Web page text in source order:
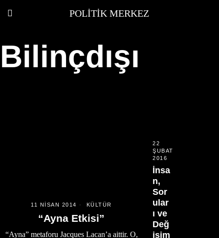
POLITIK MERKEZ
Bilinçdışı
11 NISAN 2014 KÜLTÜR
“Ayna Etkisi”
“Ayna” metaforu Jacques Lacan’a aittir. O,
22
ŞUBAT
2016
İnsa
n,
Sor
ular
ı ve
Değ
işim